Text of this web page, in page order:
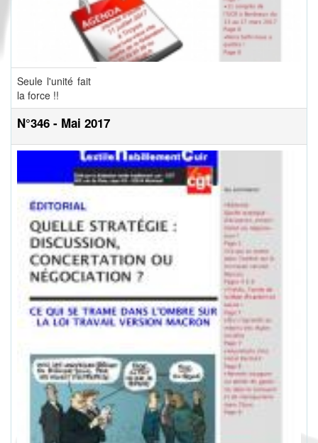
Seule l'unité fait
la force !!
N°346 - Mai 2017